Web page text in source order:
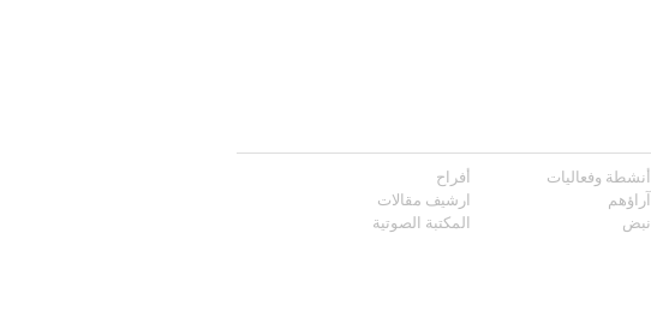
أنشطة وفعاليات
أفراح
آراؤهم
ارشيف مقالات
نبض
المكتبة الصوتية